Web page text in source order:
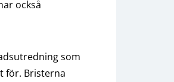
också
som
för. Bristerna